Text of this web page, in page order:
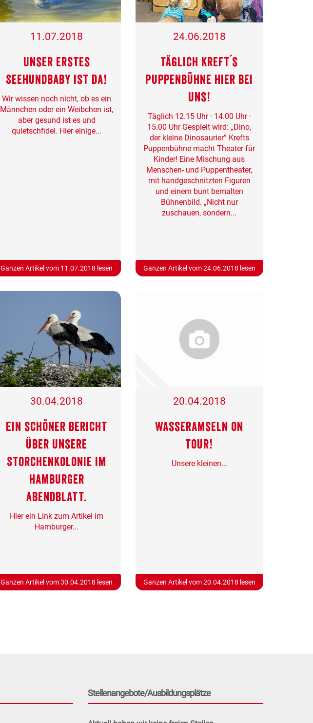
11.07.2018
Unser erstes
Seehundbaby ist da!
Wir wissen noch nicht, ob es ein
Männchen oder ein Weibchen ist,
aber gesund ist es und
quietschfidel. Hier einige...
Ganzen Artikel vom 11.07.2018 lesen
24.06.2018
Täglich Kreft´s
Puppenbühne hier bei
uns!
Täglich 12.15 Uhr · 14.00 Uhr ·
15.00 Uhr Gespielt wird: „Dino,
der kleine Dinosaurier” Krefts
Puppenbühne macht Theater für
Kinder! Eine Mischung aus
Menschen- und Puppentheater,
mit handgeschnitzten Figuren
und einem bunt bemalten
Bühnenbild. „Nicht nur
zuschauen, sondern...
Ganzen Artikel vom 24.06.2018 lesen
30.04.2018
Ein schöner Bericht
über unsere
Storchenkolonie im
Hamburger
Abendblatt.
Hier ein Link zum Artikel im
Hamburger...
Ganzen Artikel vom 30.04.2018 lesen
20.04.2018
Wasseramseln on
tour!
Unsere kleinen...
Ganzen Artikel vom 20.04.2018 lesen
Stellenangebote/Ausbildungsplätze